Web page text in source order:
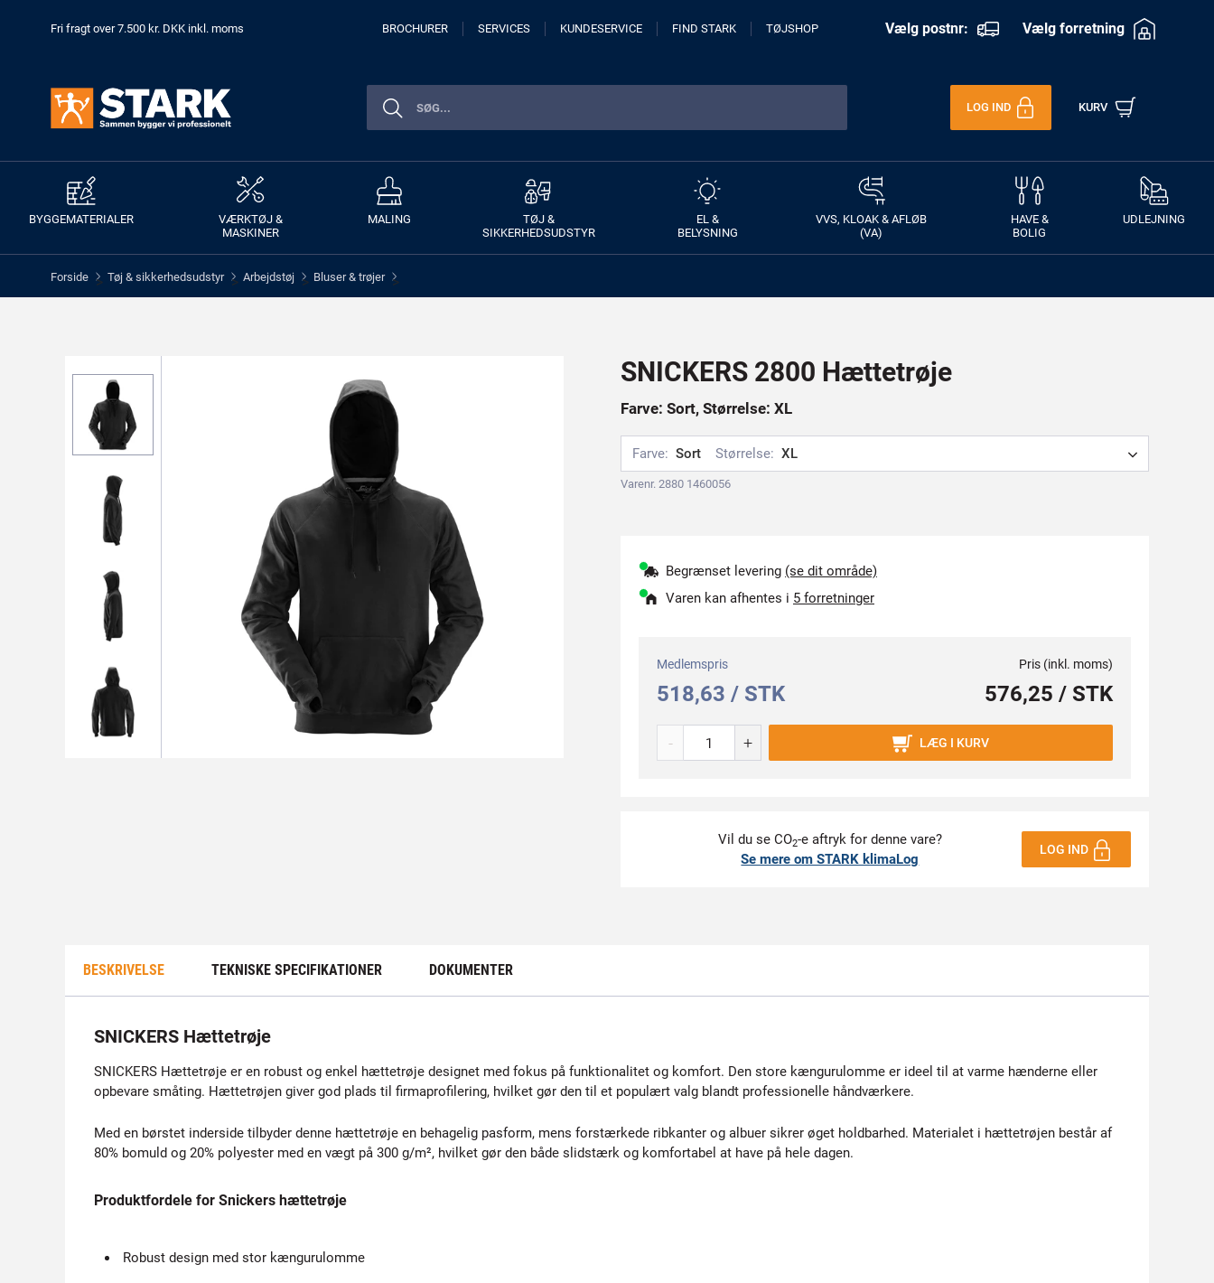
Fri fragt over 7.500 kr. DKK inkl. moms BROCHURER SERVICES KUNDESERVICE FIND STARK TØJSHOP Vælg postnr: Vælg forretning
LOG IND KURV
BYGGEMATERIALER
VÆRKTØJ &
MASKINER
MALING
TØJ &
SIKKERHEDSUDSTYR
EL &
BELYSNING
VVS, KLOAK & AFLØB
(VA)
HAVE &
BOLIG
UDLEJNING
Forside > Tøj & sikkerhedsudstyr > Arbejdstøj > Bluser & trøjer >
SNICKERS 2800 Hættetrøje
Farve: Sort, Størrelse: XL
Farve: Sort Størrelse: XL
Varenr. 2880 1460056
Begrænset levering (se dit område)
Varen kan afhentes i 5 forretninger
Medlemspris
518,63 / STK
Pris (inkl. moms)
576,25 / STK
- + LÆG I KURV
Vil du se CO2-e aftryk for denne vare?
Se mere om STARK klimaLog
LOG IND
BESKRIVELSE TEKNISKE SPECIFIKATIONER DOKUMENTER
SNICKERS Hættetrøje
SNICKERS Hættetrøje er en robust og enkel hættetrøje designet med fokus på funktionalitet og komfort. Den store kængurulomme er ideel til at varme hænderne eller
opbevare småting. Hættetrøjen giver god plads til firmaprofilering, hvilket gør den til et populært valg blandt professionelle håndværkere.
Med en børstet inderside tilbyder denne hættetrøje en behagelig pasform, mens forstærkede ribkanter og albuer sikrer øget holdbarhed. Materialet i hættetrøjen består af
80% bomuld og 20% polyester med en vægt på 300 g/m², hvilket gør den både slidstærk og komfortabel at have på hele dagen.
Produktfordele for Snickers hættetrøje
Robust design med stor kængurulomme